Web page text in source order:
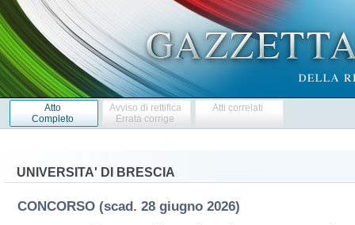
Atto
Completo
Avviso di rettifica
Errata corrige
Atti correlati
UNIVERSITA' DI BRESCIA
CONCORSO (scad. 28 giugno 2026)